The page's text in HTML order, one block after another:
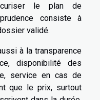
le plan de
consiste à
validé.
à la transparence
disponibilité des
service en cas de
que le prix, surtout